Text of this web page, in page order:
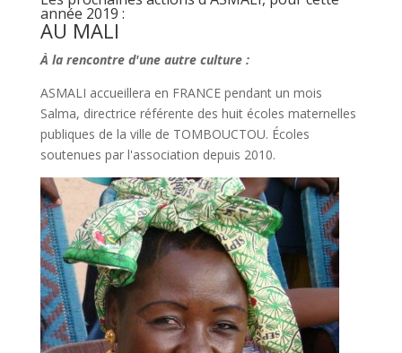
année 2019 :
AU MALI
À la rencontre d'une autre culture :
ASMALI accueillera en FRANCE pendant un mois
Salma, directrice référente des huit écoles maternelles
publiques de la ville de TOMBOUCTOU. Écoles
soutenues par l'association depuis 2010.